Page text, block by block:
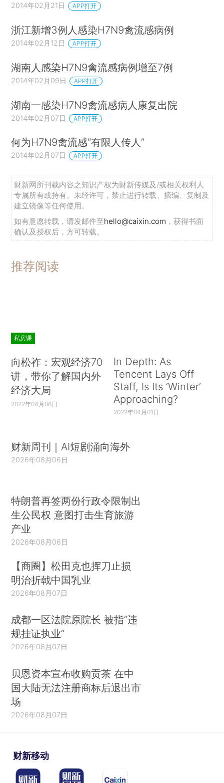
2014年02月21日 APP打开
浙江新增3例人感染H7N9禽流感病例
2014年02月12日 APP打开
湖南人感染H7N9禽流感病例增至7例
2014年02月09日 APP打开
湖南一感染H7N9禽流感病人康复出院
2014年02月07日 APP打开
何为H7N9禽流感“有限人传人”
2014年02月07日 APP打开
财新网所刊载内容之知识产权为财新传媒及/或相关权利人
专属所有或持有。未经许可，禁止进行转载、摘编、复制及
建立镜像等任何使用。
如有意愿转载，请发邮件至hello@caixin.com ，获得书面
确认及授权后，方可转载。
推荐阅读
私房课
向松祚：宏观经济70
讲，带你了解国内外
经济大局
2022年04月06日
In Depth: As
Tencent Lays Off
Staff, Is Its ‘Winter’
Approaching?
2022年04月01日
财新周刊｜AI短剧涌向海外
2026年08月06日
特朗普再签两份行政令限制出
生公民权 意图打击生育旅游
产业
2026年08月06日
【商圈】松田克也挥刀止损
明治折戟中国乳业
2026年08月07日
成都一区法院原院长 被指“违
规挂证执业”
2026年08月07日
贝恩资本宣布收购贡茶 在中
国大陆无法注册商标后退出市
场
2026年08月07日
财新移动